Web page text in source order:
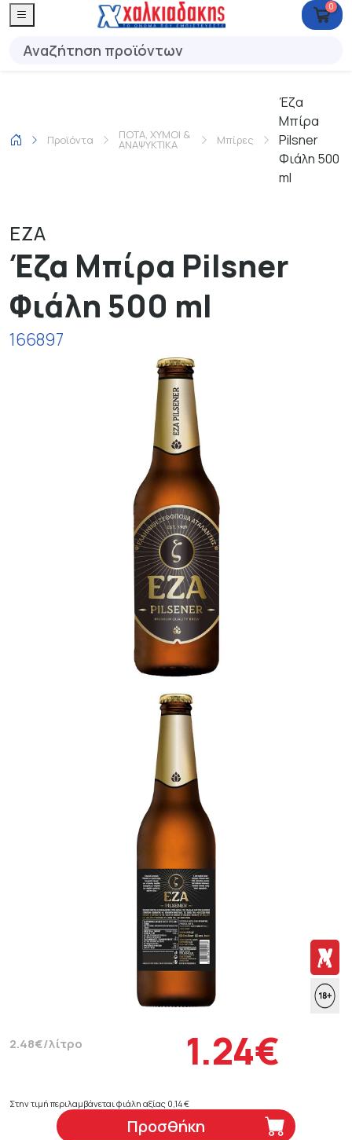
0
Προϊόντα ΠΟΤΑ, ΧΥΜΟΙ &
ΑΝΑΨΥΚΤΙΚΑ Μπίρες
Έζα
Μπίρα
Pilsner
Φιάλη 500
ml
ΕΖΑ
Έζα Μπίρα Pilsner
Φιάλη 500 ml
166897
2.48€/λίτρο 1.24€
Στην τιμή περιλαμβάνεται φιάλη αξίας 0,14 €
Προσθήκη